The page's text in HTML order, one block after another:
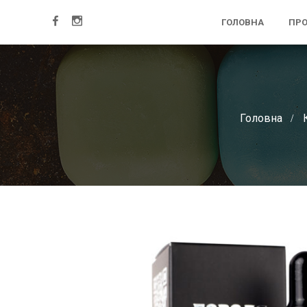
ГОЛОВНА
Головна